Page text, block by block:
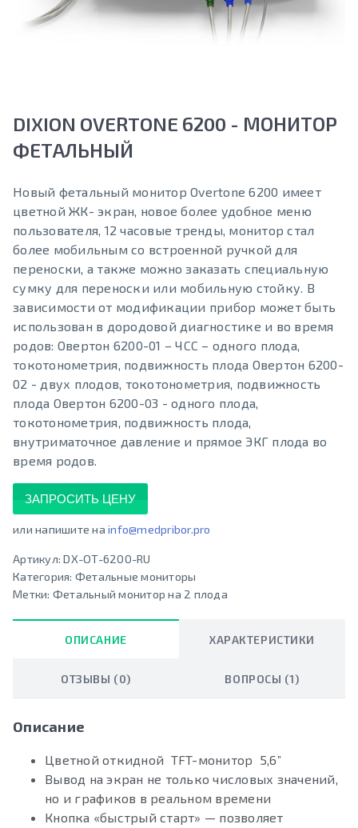
DIXION OVERTONE 6200 - МОНИТОР
ФЕТАЛЬНЫЙ
Новый фетальный монитор Overtone 6200 имеет
цветной ЖК- экран, новое более удобное меню
пользователя, 12 часовые тренды, монитор стал
более мобильным со встроенной ручкой для
переноски, а также можно заказать специальную
сумку для переноски или мобильную стойку. В
зависимости от модификации прибор может быть
использован в дородовой диагностике и во время
родов: Овертон 6200-01 – ЧСС – одного плода,
токотонометрия, подвижность плода Овертон 6200-
02 - двух плодов, токотонометрия, подвижность
плода Овертон 6200-03 - одного плода,
токотонометрия, подвижность плода,
внутриматочное давление и прямое ЭКГ плода во
время родов.
ЗАПРОСИТЬ ЦЕНУ
или напишите на info@medpribor.pro
Артикул:DX-OT-6200-RU
Категория: Фетальные мониторы
Метки: Фетальный монитор на 2 плода
ОПИСАНИЕ ХАРАКТЕРИСТИКИ
ОТЗЫВЫ (0) ВОПРОСЫ (1)
Описание
Цветной откидной TFT-монитор 5,6”
Вывод на экран не только числовых значений,
но и графиков в реальном времени
Кнопка «быстрый старт» — позволяет